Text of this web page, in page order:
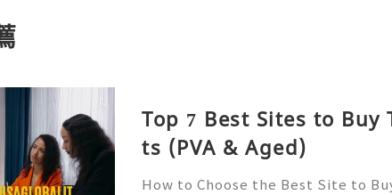
Top 7 Best Sites to Buy
ts (PVA & Aged)
How to Choose the Best Site to